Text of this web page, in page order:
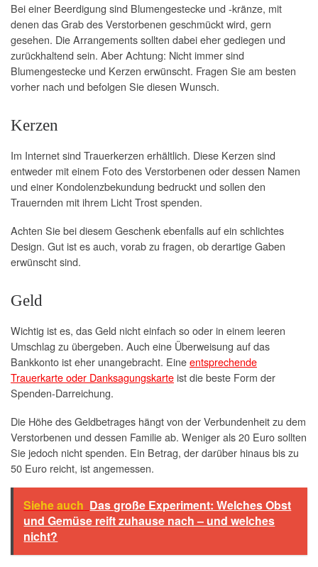
Bei einer Beerdigung sind Blumengestecke und -kränze, mit
denen das Grab des Verstorbenen geschmückt wird, gern
gesehen. Die Arrangements sollten dabei eher gediegen und
zurückhaltend sein. Aber Achtung: Nicht immer sind
Blumengestecke und Kerzen erwünscht. Fragen Sie am besten
vorher nach und befolgen Sie diesen Wunsch.
Kerzen
Im Internet sind Trauerkerzen erhältlich. Diese Kerzen sind
entweder mit einem Foto des Verstorbenen oder dessen Namen
und einer Kondolenzbekundung bedruckt und sollen den
Trauernden mit ihrem Licht Trost spenden.
Achten Sie bei diesem Geschenk ebenfalls auf ein schlichtes
Design. Gut ist es auch, vorab zu fragen, ob derartige Gaben
erwünscht sind.
Geld
Wichtig ist es, das Geld nicht einfach so oder in einem leeren
Umschlag zu übergeben. Auch eine Überweisung auf das
Bankkonto ist eher unangebracht. Eineentsprechende
Trauerkarte oder Danksagungskarteist die beste Form der
Spenden-Darreichung.
Die Höhe des Geldbetrages hängt von der Verbundenheit zu dem
Verstorbenen und dessen Familie ab. Weniger als 20 Euro sollten
Sie jedoch nicht spenden. Ein Betrag, der darüber hinaus bis zu
50 Euro reicht, ist angemessen.
Siehe auch Das große Experiment: Welches Obst
und Gemüse reift zuhause nach – und welches
nicht?